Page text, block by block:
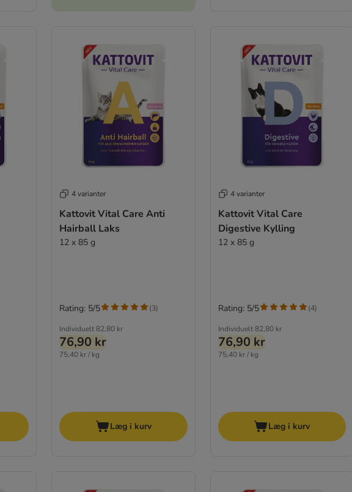
4 varianter
Kattovit Vital Care Anti
Hairball Laks
12 x 85 g
Individuelt82,80 kr
76,90 kr
75,40 kr / kg
Rating: 5/5 (3)
Læg i kurv
4 varianter
Kattovit Vital Care
Digestive Kylling
12 x 85 g
Individuelt 82,80 kr
76,90 kr
75,40 kr / kg
Rating: 5/5 (4)
Læg i kurv